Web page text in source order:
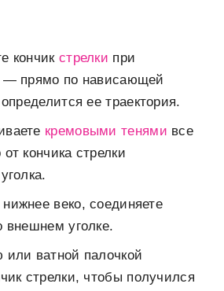
кончик стрелки при
— прямо по нависающей
ее траектория.
кремовыми тенями все
кончика стрелки
веко, соединяете
внешнем уголке.
или ватной палочкой
стрелки, чтобы получился